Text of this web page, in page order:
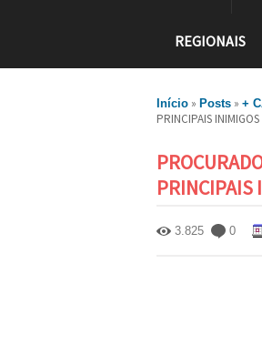
REGIONAIS
Início » Posts » +
PRINCIPAIS
PRINCIPAIS
3.825 0